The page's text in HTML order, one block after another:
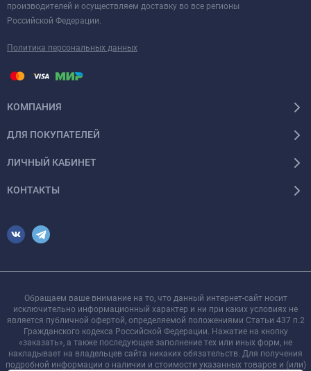
производителей и осуществляем доставку во все регионы
Российской Федерации.
Политика персональных данных
КОМПАНИЯ
ДЛЯ ПОКУПАТЕЛЕЙ
ЛИЧНЫЙ КАБИНЕТ
КОНТАКТЫ
Обращаем ваше внимание на то, что данный интернет-сайт носит
исключительно информационный характер и ни при каких условиях не
является публичной офертой, определяемой положениями Статьи 437 п.2
Гражданского кодекса Российской Федерации. Нажатие на кнопку
«заказать», а также последующее заполнение тех или иных форм, не
накладывает на владельцев сайта никаких обязательств. Для получения
подробной информации о наличии и стоимости указанных товаров и (или)